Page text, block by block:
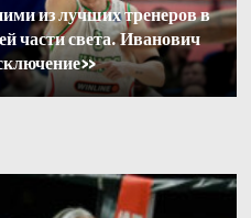
из лучших тренеров в
части света. Иванович